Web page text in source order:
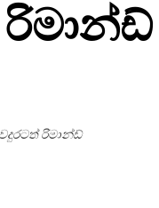
රිමාන්ඩ්